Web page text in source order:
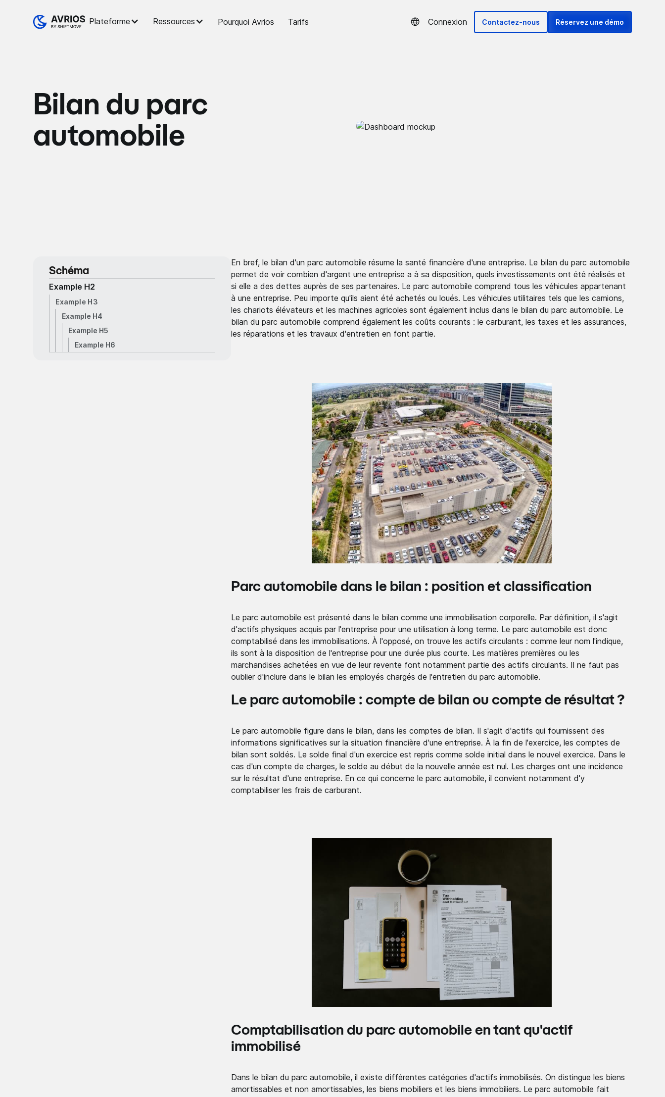
Plateforme Ressources Pourquoi Avrios Tarifs Connexion Contactez-nous Réservez une démo
Bilan du parc
automobile
Schéma
Example H2
Example H3
Example H4
Example H5
Example H6
En bref, le bilan d'un parc automobile résume la santé financière d'une entreprise. Le bilan du parc automobile
permet de voir combien d'argent une entreprise a à sa disposition, quels investissements ont été réalisés et
si elle a des dettes auprès de ses partenaires. Le parc automobile comprend tous les véhicules appartenant
à une entreprise. Peu importe qu'ils aient été achetés ou loués. Les véhicules utilitaires tels que les camions,
les chariots élévateurs et les machines agricoles sont également inclus dans le bilan du parc automobile. Le
bilan du parc automobile comprend également les coûts courants : le carburant, les taxes et les assurances,
les réparations et les travaux d'entretien en font partie.
Parc automobile dans le bilan : position et classification
Le parc automobile est présenté dans le bilan comme une immobilisation corporelle. Par définition, il s'agit
d'actifs physiques acquis par l'entreprise pour une utilisation à long terme. Le parc automobile est donc
comptabilisé dans les immobilisations. À l'opposé, on trouve les actifs circulants : comme leur nom l'indique,
ils sont à la disposition de l'entreprise pour une durée plus courte. Les matières premières ou les
marchandises achetées en vue de leur revente font notamment partie des actifs circulants. Il ne faut pas
oublier d'inclure dans le bilan les employés chargés de l'entretien du parc automobile.
Le parc automobile : compte de bilan ou compte de résultat ?
Le parc automobile figure dans le bilan, dans les comptes de bilan. Il s'agit d'actifs qui fournissent des
informations significatives sur la situation financière d'une entreprise. À la fin de l'exercice, les comptes de
bilan sont soldés. Le solde final d'un exercice est repris comme solde initial dans le nouvel exercice. Dans le
cas d'un compte de charges, le solde au début de la nouvelle année est nul. Les charges ont une incidence
sur le résultat d'une entreprise. En ce qui concerne le parc automobile, il convient notamment d'y
comptabiliser les frais de carburant.
Comptabilisation du parc automobile en tant qu'actif
immobilisé
Dans le bilan du parc automobile, il existe différentes catégories d'actifs immobilisés. On distingue les biens
amortissables et non amortissables, les biens mobiliers et les biens immobiliers. Le parc automobile fait